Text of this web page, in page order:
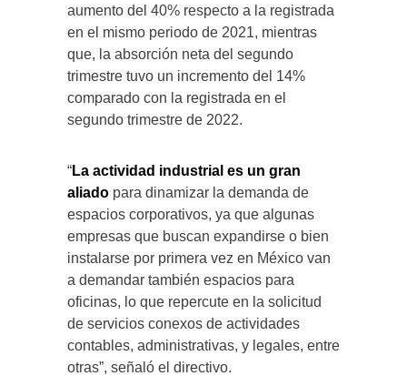
aumento del 40% respecto a la registrada
en el mismo periodo de 2021, mientras
que, la absorción neta del segundo
trimestre tuvo un incremento del 14%
comparado con la registrada en el
segundo trimestre de 2022.
“La actividad industrial es un gran
aliado para dinamizar la demanda de
espacios corporativos, ya que algunas
empresas que buscan expandirse o bien
instalarse por primera vez en México van
a demandar también espacios para
oficinas, lo que repercute en la solicitud
de servicios conexos de actividades
contables, administrativas, y legales, entre
otras”, señaló el directivo.